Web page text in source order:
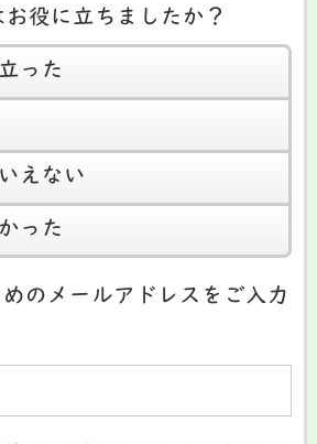
役に立ちましたか？
った
えない
った
のメールアドレスをご入力